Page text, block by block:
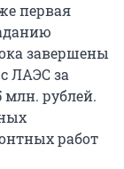
первая
завершены
ЛАЭС за
млн. рублей.
работ